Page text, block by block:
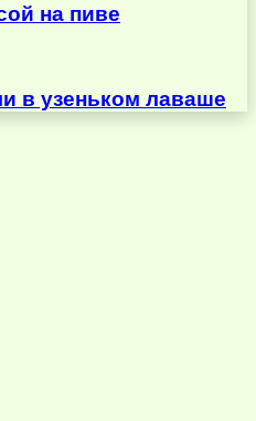
на пиве
в узеньком лаваше